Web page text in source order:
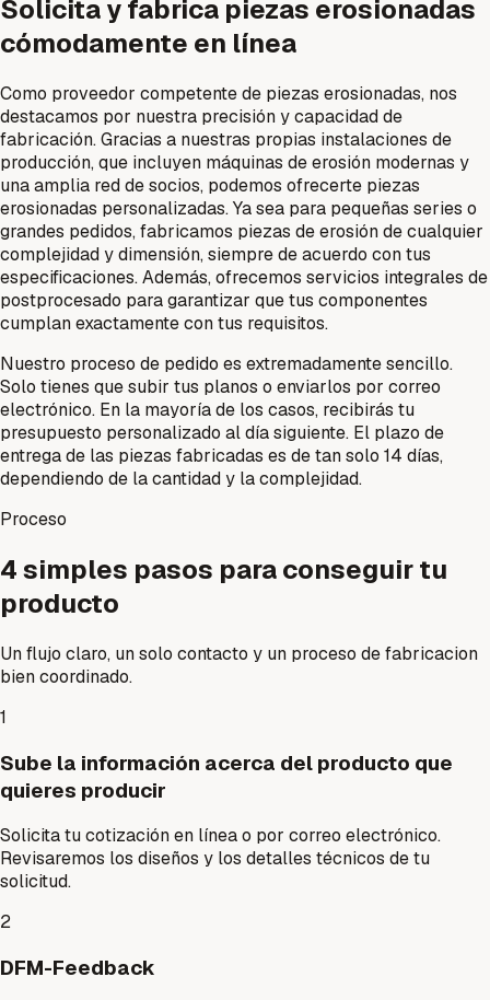
Solicita y fabrica piezas erosionadas
cómodamente en línea
Como proveedor competente de piezas erosionadas, nos
destacamos por nuestra precisión y capacidad de
fabricación. Gracias a nuestras propias instalaciones de
producción, que incluyen máquinas de erosión modernas y
una amplia red de socios, podemos ofrecerte piezas
erosionadas personalizadas. Ya sea para pequeñas series o
grandes pedidos, fabricamos piezas de erosión de cualquier
complejidad y dimensión, siempre de acuerdo con tus
especificaciones. Además, ofrecemos servicios integrales de
postprocesado para garantizar que tus componentes
cumplan exactamente con tus requisitos.
Nuestro proceso de pedido es extremadamente sencillo.
Solo tienes que subir tus planos o enviarlos por correo
electrónico. En la mayoría de los casos, recibirás tu
presupuesto personalizado al día siguiente. El plazo de
entrega de las piezas fabricadas es de tan solo 14 días,
dependiendo de la cantidad y la complejidad.
Proceso
4 simples pasos para conseguir tu
producto
Un flujo claro, un solo contacto y un proceso de fabricacion
bien coordinado.
1
Sube la información acerca del producto que
quieres producir
Solicita tu cotización en línea o por correo electrónico.
Revisaremos los diseños y los detalles técnicos de tu
solicitud.
2
DFM-Feedback